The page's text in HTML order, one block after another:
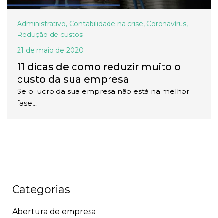
Administrativo, Contabilidade na crise, Coronavírus,
Redução de custos
21 de maio de 2020
11 dicas de como reduzir muito o
custo da sua empresa
Se o lucro da sua empresa não está na melhor
fase,...
Categorias
Abertura de empresa